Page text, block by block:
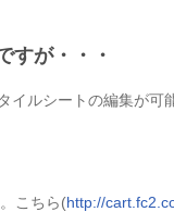
すが・・・
ルシートの編集が可
こちら(http://